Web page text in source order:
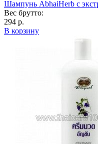
Шампунь AbhaiHerb с
Вес брутто:
294 р.
В корзину